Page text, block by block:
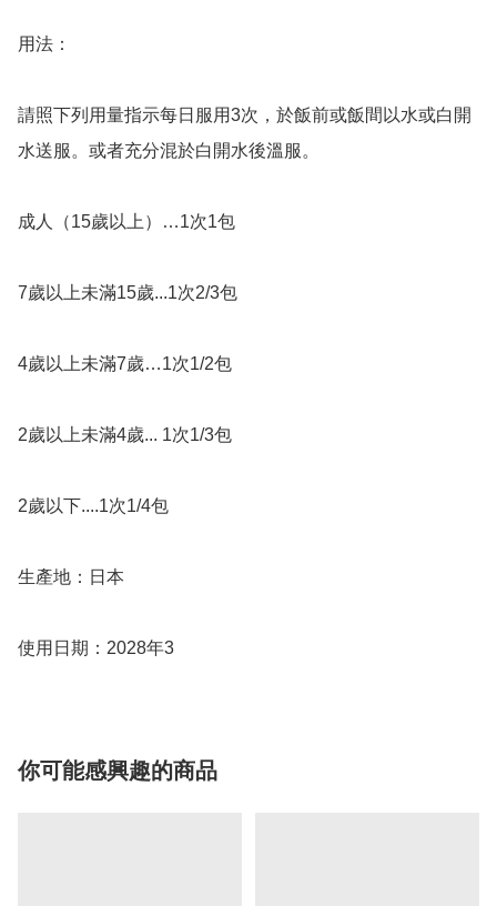
用法：
請照下列用量指示每日服用3次，於飯前或飯間以水或白開
水送服。或者充分混於白開水後溫服。
成人（15歲以上）…1次1包
7歲以上未滿15歲...1次2/3包
4歲以上未滿7歲…1次1/2包
2歲以上未滿4歲... 1次1/3包
2歲以下....1次1/4包
生產地：日本
使用日期：2028年3
你可能感興趣的商品